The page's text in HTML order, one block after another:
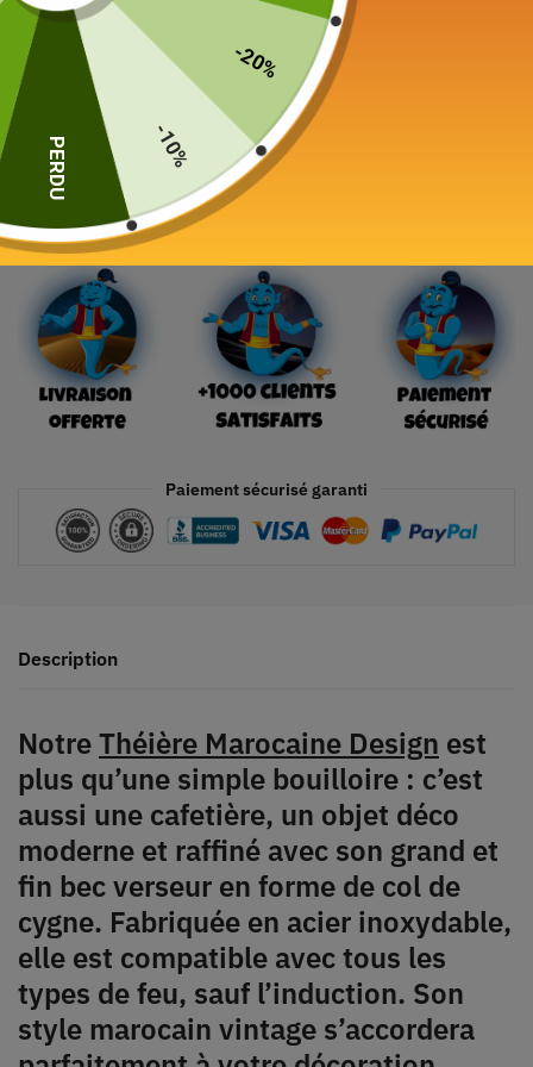
Color
Ajouter au panier
Paiement sécurisé garanti
Description
NotreThéière Marocaine Design est
plus qu’une simple bouilloire : c’est
aussi une cafetière, un objet déco
moderne et raffiné avec son grand et
fin bec verseur en forme de col de
cygne. Fabriquée en acier inoxydable,
elle est compatible avec tous les
types de feu, sauf l’induction. Son
style marocain vintage s’accordera
-20%
-10%
PERDU